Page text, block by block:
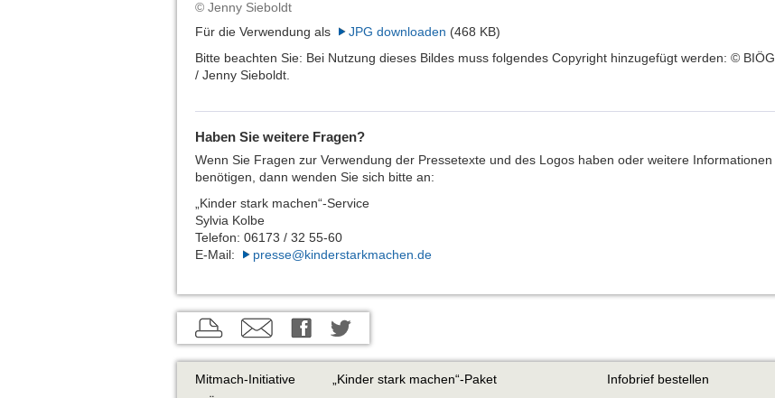
© Jenny Sieboldt
Für die Verwendung als
JPG downloaden (468 KB)
Bitte beachten Sie: Bei Nutzung dieses Bildes muss folgendes Copyright hinzugefügt werden: © BIÖG
/ Jenny Sieboldt.
Haben Sie weitere Fragen?
Wenn Sie Fragen zur Verwendung der Pressetexte und des Logos haben oder weitere Informationen
benötigen, dann wenden Sie sich bitte an:
„Kinder stark machen“-Service
Sylvia Kolbe
Telefon: 06173 / 32 55-60
E-Mail:
presse@kinderstarkmachen.de
aktuelle
drucken
aktuelle
per
aktuelle
Mitmach-Initiative
„Kinder stark machen“-Paket
Infobrief bestellen